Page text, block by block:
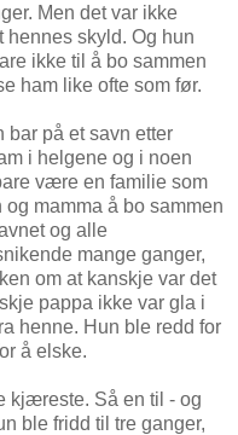
Men det var ikke
skyld. Og hun
ikke til å bo sammen
ham like ofte som før.
bar på et savn etter
i helgene og i noen
være en familie som
mamma å bo sammen
og alle
mange ganger,
om at kanskje var det
pappa ikke var gla i
henne. Hun ble redd for
å elske.
kjæreste. Så en til - og
ble fridd til tre ganger,